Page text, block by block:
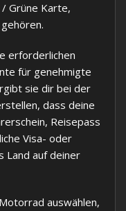
Grüne Karte,
erforderlichen
für genehmigte
sie dir bei der
dass deine
Reisepass
Visa- oder
Land auf deiner
auswählen,